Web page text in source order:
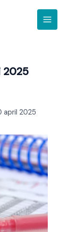
2025
april 2025